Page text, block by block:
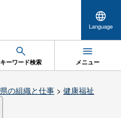
Language
キーワード検索 メニュー
県の組織と仕事> 健康福祉